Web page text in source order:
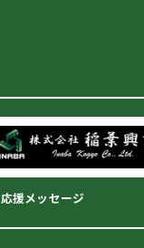
応援メッセージ